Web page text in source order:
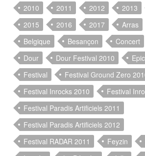
2010 2011 2012 2013
2015
2016 2017 Arras
Belgique
Besançon Concert
Dour
Dour Festival 2010
Festival
Festival Ground Zero
Festival Inrocks 2010
Festival
Festival Paradis Artificiels 2011
Festival Paradis Artificiels 2012
Festival RADAR 2011
Feyzin